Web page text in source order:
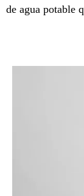
de agua potable